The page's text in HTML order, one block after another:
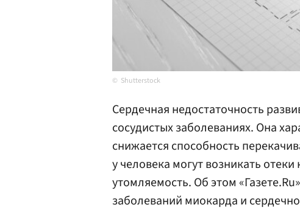
Shutterstock
Сердечная недостаточность
сосудистых заболеваниях. Она
снижается способность
у человека могут возникать
утомляемость. Об этом
заболеваний миокарда и